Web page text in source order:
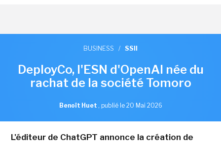
BUSINESS / SSII
DeployCo, l'ESN d'OpenAI née du
rachat de la société Tomoro
Benoît Huet , publié le 20 Mai 2026
L'éditeur de ChatGPT annonce la création de